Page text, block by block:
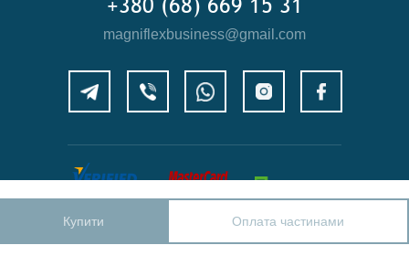
Купити Оплата частинами
© Ukraine, 2020-
magniflexbusiness@gmail.com